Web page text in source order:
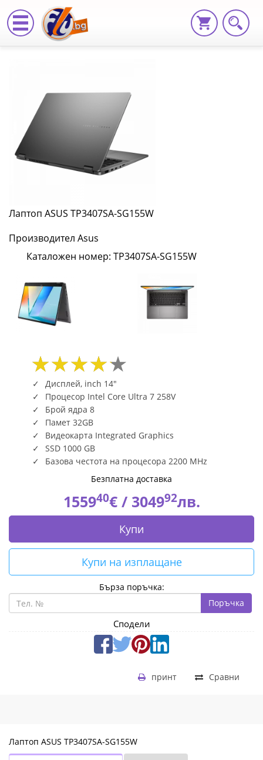
Лаптоп
TP3407SA-
SG155W
TP3407SA-
SG155W
Fly.bg
Лаптоп ASUS TP3407SA-SG155W
Производител Asus
Каталожен номер: TP3407SA-SG155W
Дисплей, inch 14"
Процесор Intel Core Ultra 7 258V
Брой ядра 8
Памет 32GB
Видеокарта Integrated Graphics
SSD 1000 GB
Базова честота на процесора 2200 MHz
Безплатна доставка
155940€ / 304992лв.
Купи
Купи на изплащане
Бърза поръчка:
Поръчка
Сподели
Сравни
принт
Лаптоп ASUS TP3407SA-SG155W